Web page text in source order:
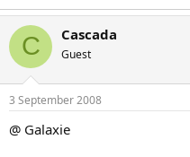
C Cascada
Guest
3 September 2008
@ Galaxie